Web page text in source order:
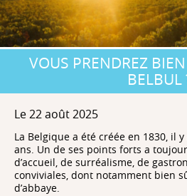
VOUS PRENDREZ
BELBUL
Le 22 août 2025
La Belgique a été créée en 1830, il
ans. Un de ses points forts a
d’accueil, de surréalisme, de
conviviales, dont notamment bien
d’abbaye.